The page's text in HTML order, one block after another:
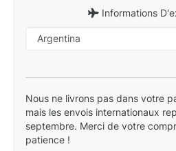
Informations
Nous ne livrons pas dans votre
mais les envois internationaux
septembre. Merci de votre
patience !